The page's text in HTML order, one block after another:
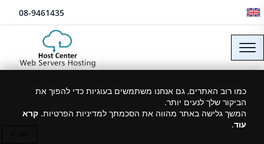
דלג לתוכן 08-9461435
כמו רוב האתרים, גם אנחנו משתמשים בעוגיות כדי להפוך את
הביקור שלך לנעים יותר.
המשך גלישה באתר מהווה את הסכמתך למדיניות הפרטיות. קרא
עוד.
27/01/2025